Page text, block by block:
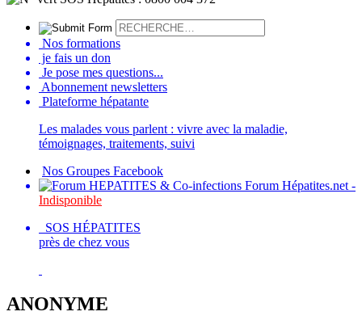
Nos formations
je fais un don
Je pose mes questions...
Abonnement newsletters
Plateforme hépatante
Les malades vous parlent : vivre avec la maladie,
témoignages, traitements, suivi
Nos Groupes Facebook
Forum Hépatites.net -
Indisponible
SOS HÉPATITES
près de chez vous
ANONYME